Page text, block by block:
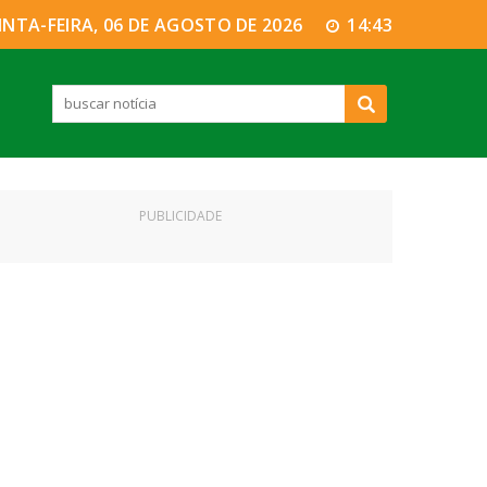
FEIRA, 06 DE AGOSTO DE 2026 14:43
PUBLICIDADE